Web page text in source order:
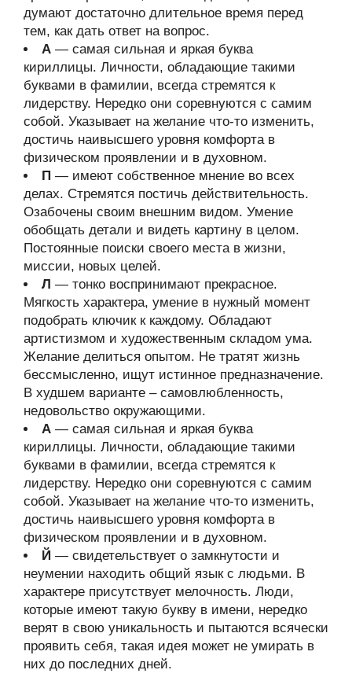
думают достаточно длительное время перед
тем, как дать ответ на вопрос.
А — самая сильная и яркая буква
кириллицы. Личности, обладающие такими
буквами в фамилии, всегда стремятся к
лидерству. Нередко они соревнуются с самим
собой. Указывает на желание что-то изменить,
достичь наивысшего уровня комфорта в
физическом проявлении и в духовном.
П — имеют собственное мнение во всех
делах. Стремятся постичь действительность.
Озабочены своим внешним видом. Умение
обобщать детали и видеть картину в целом.
Постоянные поиски своего места в жизни,
миссии, новых целей.
Л — тонко воспринимают прекрасное.
Мягкость характера, умение в нужный момент
подобрать ключик к каждому. Обладают
артистизмом и художественным складом ума.
Желание делиться опытом. Не тратят жизнь
бессмысленно, ищут истинное предназначение.
В худшем варианте – самовлюбленность,
недовольство окружающими.
А — самая сильная и яркая буква
кириллицы. Личности, обладающие такими
буквами в фамилии, всегда стремятся к
лидерству. Нередко они соревнуются с самим
собой. Указывает на желание что-то изменить,
достичь наивысшего уровня комфорта в
физическом проявлении и в духовном.
Й — свидетельствует о замкнутости и
неумении находить общий язык с людьми. В
характере присутствует мелочность. Люди,
которые имеют такую букву в имени, нередко
верят в свою уникальность и пытаются всячески
проявить себя, такая идея может не умирать в
них до последних дней.